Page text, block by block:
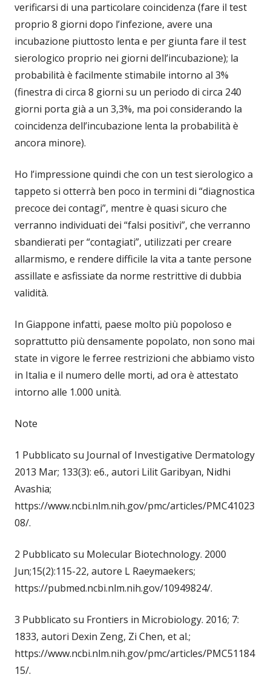
verificarsi di una particolare coincidenza (fare il test
proprio 8 giorni dopo l’infezione, avere una
incubazione piuttosto lenta e per giunta fare il test
sierologico proprio nei giorni dell’incubazione); la
probabilità è facilmente stimabile intorno al 3%
(finestra di circa 8 giorni su un periodo di circa 240
giorni porta già a un 3,3%, ma poi considerando la
coincidenza dell’incubazione lenta la probabilità è
ancora minore).
Ho l’impressione quindi che con un test sierologico a
tappeto si otterrà ben poco in termini di “diagnostica
precoce dei contagi”, mentre è quasi sicuro che
verranno individuati dei “falsi positivi”, che verranno
sbandierati per “contagiati”, utilizzati per creare
allarmismo, e rendere difficile la vita a tante persone
assillate e asfissiate da norme restrittive di dubbia
validità.
In Giappone infatti, paese molto più popoloso e
soprattutto più densamente popolato, non sono mai
state in vigore le ferree restrizioni che abbiamo visto
in Italia e il numero delle morti, ad ora è attestato
intorno alle 1.000 unità.
Note
1 Pubblicato su Journal of Investigative Dermatology
2013 Mar; 133(3): e6., autori Lilit Garibyan, Nidhi
Avashia;
https://www.ncbi.nlm.nih.gov/pmc/articles/PMC41023
08/.
2 Pubblicato su Molecular Biotechnology. 2000
Jun;15(2):115-22, autore L Raeymaekers;
https://pubmed.ncbi.nlm.nih.gov/10949824/.
3 Pubblicato su Frontiers in Microbiology. 2016; 7:
1833, autori Dexin Zeng, Zi Chen, et al.;
https://www.ncbi.nlm.nih.gov/pmc/articles/PMC51184
15/.